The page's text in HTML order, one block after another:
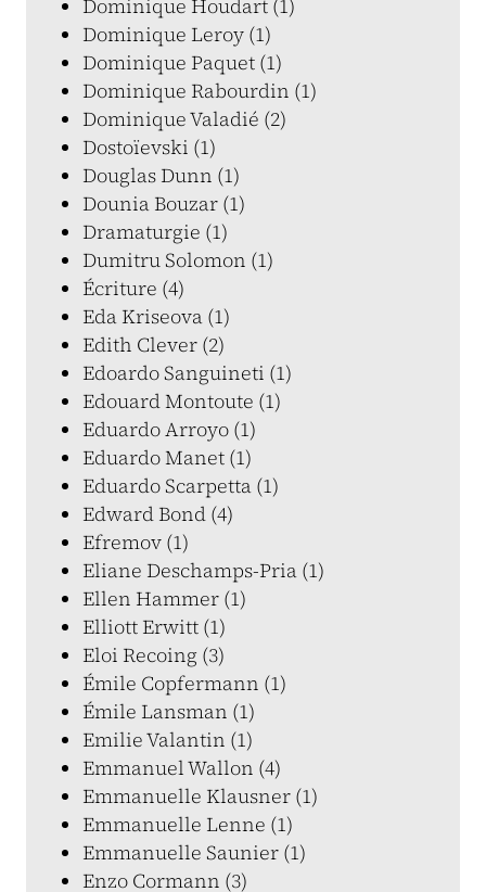
Dominique Houdart (1)
Dominique Leroy (1)
Dominique Paquet (1)
Dominique Rabourdin (1)
Dominique Valadié (2)
Dostoïevski (1)
Douglas Dunn (1)
Dounia Bouzar (1)
Dramaturgie (1)
Dumitru Solomon (1)
Écriture (4)
Eda Kriseova (1)
Edith Clever (2)
Edoardo Sanguineti (1)
Edouard Montoute (1)
Eduardo Arroyo (1)
Eduardo Manet (1)
Eduardo Scarpetta (1)
Edward Bond (4)
Efremov (1)
Eliane Deschamps-Pria (1)
Ellen Hammer (1)
Elliott Erwitt (1)
Eloi Recoing (3)
Émile Copfermann (1)
Émile Lansman (1)
Emilie Valantin (1)
Emmanuel Wallon (4)
Emmanuelle Klausner (1)
Emmanuelle Lenne (1)
Emmanuelle Saunier (1)
Enzo Cormann (3)